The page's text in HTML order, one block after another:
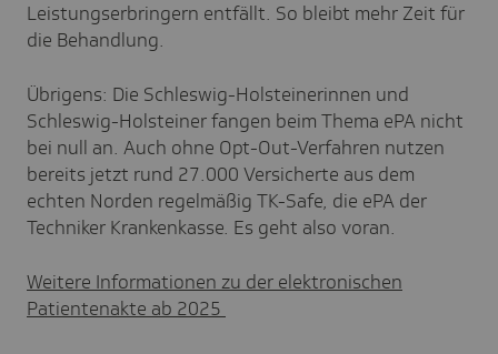
Leistungserbringern entfällt. So bleibt mehr Zeit für
die Behandlung.
Übrigens: Die Schleswig-Holsteinerinnen und
Schleswig-Holsteiner fangen beim Thema ePA nicht
bei null an. Auch ohne Opt-Out-Verfahren nutzen
bereits jetzt rund 27.000 Versicherte aus dem
echten Norden regelmäßig TK-Safe, die ePA der
Techniker Krankenkasse. Es geht also voran.
Weitere Informationen zu der elektronischen
Patientenakte ab 2025